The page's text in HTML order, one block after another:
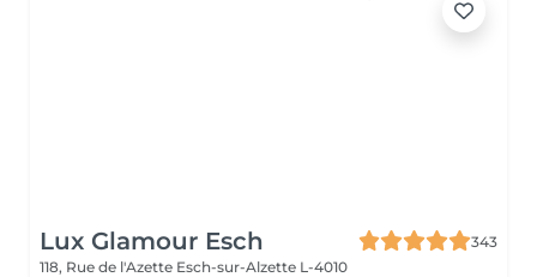
Lux Glamour Esch
343
118, Rue de l'Azette Esch-sur-Alzette L-4010